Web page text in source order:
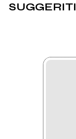
SUGGERITI